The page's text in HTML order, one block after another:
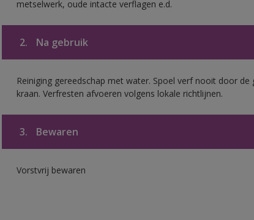
metselwerk, oude intacte verflagen e.d.
2. Na gebruik
Reiniging gereedschap met water. Spoel verf nooit door
kraan. Verfresten afvoeren volgens lokale richtlijnen.
3. Bewaren
Vorstvrij bewaren